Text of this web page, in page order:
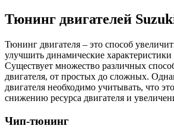
Тюнинг двигателей
Тюнинг двигателя – это способ
улучшить динамические характеристики
Существует множество различных
двигателя, от простых до сложных.
двигателя необходимо учитывать, что
снижению ресурса двигателя и
Чип-тюнинг